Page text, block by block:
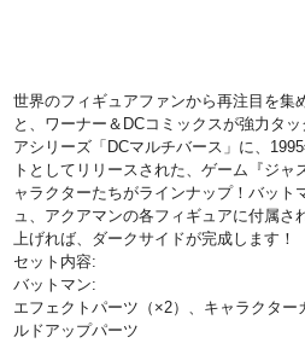
世界のフィギュアファンから再注目を集
と、ワーナー＆DCコミックスが強力タ
アシリーズ「DCマルチバース」に、
トとしてリリースされた、ゲーム『ジャ
ャラクターたちがラインナップ！バット
ュ、アクアマンの各フィギュアに付属さ
上げれば、ダークサイドが完成します！
セット内容:
バットマン:
エフェクトパーツ（×2）、キャラクタ
ルドアップパーツ